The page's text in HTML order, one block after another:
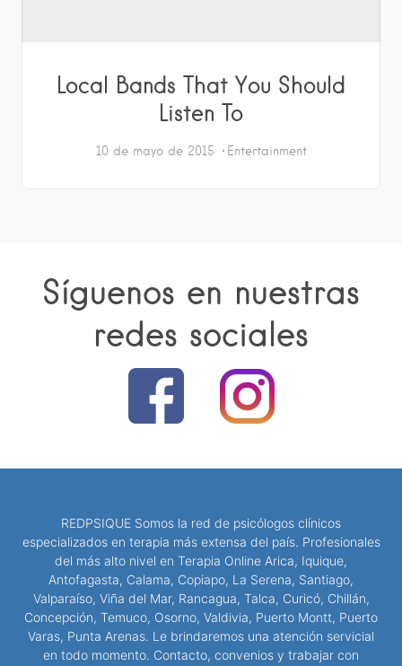
Local Bands That You Should
Listen To
10 de mayo de 2015 Entertainment
Síguenos en nuestras
redes sociales
REDPSIQUE Somos la red de psicólogos clínicos
especializados en terapia más extensa del país. Profesionales
del más alto nivel en Terapia Online Arica, Iquique,
Antofagasta, Calama, Copiapo, La Serena, Santiago,
Valparaíso, Viña del Mar, Rancagua, Talca, Curicó, Chillán,
Concepción, Temuco, Osorno, Valdivia, Puerto Montt, Puerto
Varas, Punta Arenas. Le brindaremos una atención servicial
en todo momento. Contacto, convenios y trabajar con